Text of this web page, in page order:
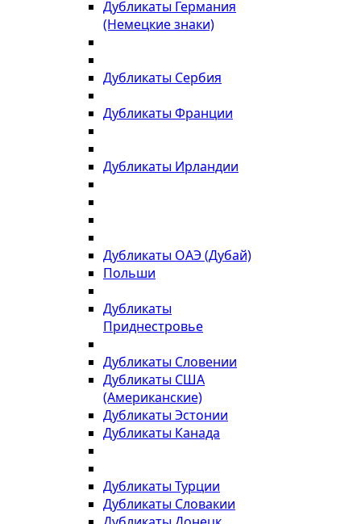
Дубликаты Германия
(Немецкие знаки)
Дубликаты Сербия
Дубликаты Франции
Дубликаты Ирландии
Дубликаты ОАЭ (Дубай)
Польши
Дубликаты
Приднестровье
Дубликаты Словении
Дубликаты США
(Американские)
Дубликаты Эстонии
Дубликаты Канада
Дубликаты Турции
Дубликаты Словакии